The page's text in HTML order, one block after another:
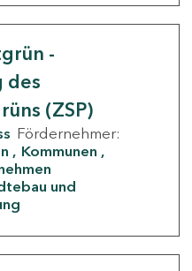
-
des
(ZSP)
Fördernehmer:
Kommunen
und